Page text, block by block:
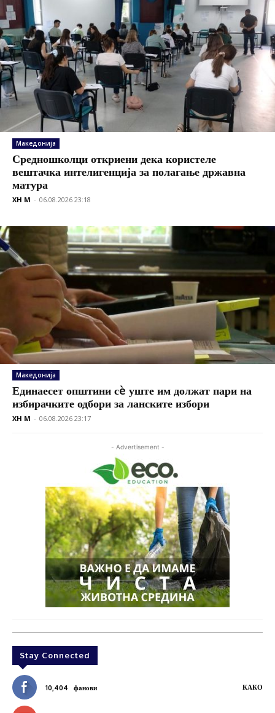
Македонија
Средношколци откриени дека користеле
вештачка интелигенција за полагање државна
матура
XH M - 06.08.2026 23:18
Македонија
Единаесет општини сè уште им должат пари на
избирачките одбори за ланските избори
XH M - 06.08.2026 23:17
- Advertisement -
Stay Connected
10,404 фанови КАКО